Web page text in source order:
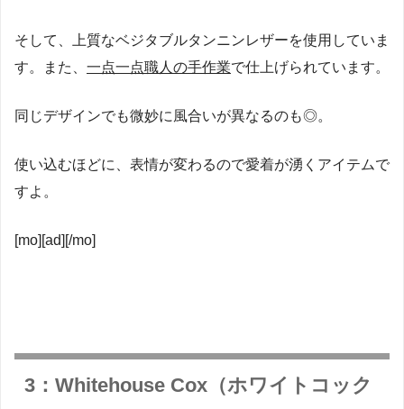
そして、上質なベジタブルタンニンレザーを使用していま
す。また、 一点一点職人の手作業で仕上げられています。
同じデザインでも微妙に風合いが異なるのも◎。
使い込むほどに、表情が変わるので愛着が湧くアイテムで
すよ。
[mo][ad][/mo]
3：Whitehouse Cox（ホワイトコック